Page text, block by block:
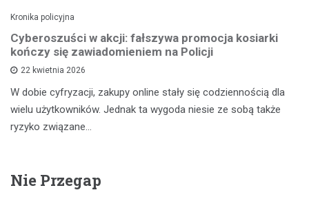
Kronika policyjna
Cyberoszuści w akcji: fałszywa promocja kosiarki
kończy się zawiadomieniem na Policji
22 kwietnia 2026
W dobie cyfryzacji, zakupy online stały się codziennością dla
wielu użytkowników. Jednak ta wygoda niesie ze sobą także
ryzyko związane…
Nie Przegap